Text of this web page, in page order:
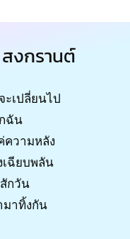
สงกรานต์
เปลี่ยนไป
ฉัน
ความหลัง
เฉียบพลัน
กวัน
มาทิ้งกัน